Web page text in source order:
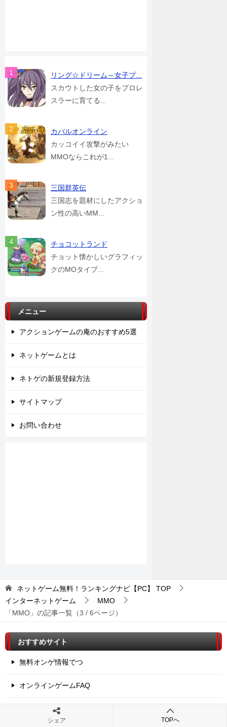
リング☆ドリーム～女子プ...
スカウトした女の子をプロレ
スラーに育てる...
カバルオンライン
カッコイイ攻撃がみたい
MMOならこれが1...
三国群英伝
三国志を題材にしたアクショ
ン性の高いMM...
チョコットランド
チョット懐かしいグラフィッ
クのMOタイプ...
メニュー
アクションゲームの庵のおすすめ5選
ネットゲームとは
ネトゲの新規登録方法
サイトマップ
お問い合わせ
ネットゲーム無料！ランキングナビ【PC】
TOP
インターネットゲーム
MMO
「MMO」の記事一覧（3 / 6ページ）
おすすめサイト
無料オンゲ情報でつ
オンラインゲームFAQ
無料PCネトゲ紹介
シェア TOPへ